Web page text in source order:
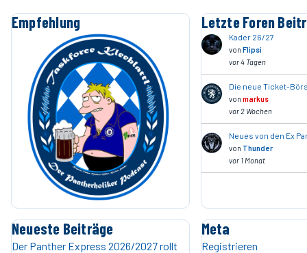
Empfehlung Letzte Foren
Kader 26/27
von Flipsi
vor 4 Tagen
Die neue Ticket-
von markus
vor 2 Wochen
Neues von den Ex
von Thunder
vor 1 Monat
Neueste Beiträge
Der Panther Express 2026/2027 rollt
Meta
Registrieren